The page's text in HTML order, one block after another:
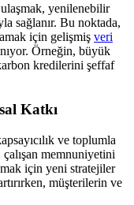
yenilenebilir
sağlanır. Bu noktada,
için gelişmiş veri
Örneğin, büyük
kredilerini şeffaf
Katkı
ve toplumla
memnuniyetini
için yeni stratejiler
müşterilerin ve